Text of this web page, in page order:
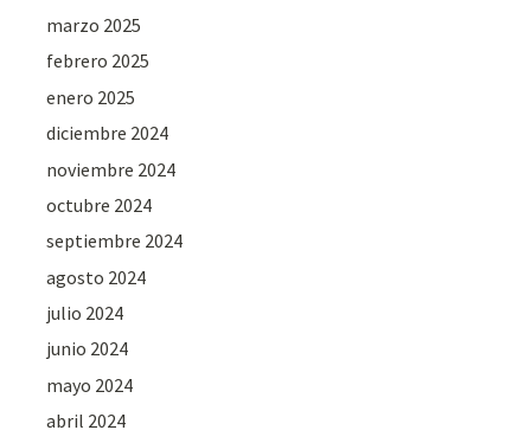
marzo 2025
febrero 2025
enero 2025
diciembre 2024
noviembre 2024
octubre 2024
septiembre 2024
agosto 2024
julio 2024
junio 2024
mayo 2024
abril 2024